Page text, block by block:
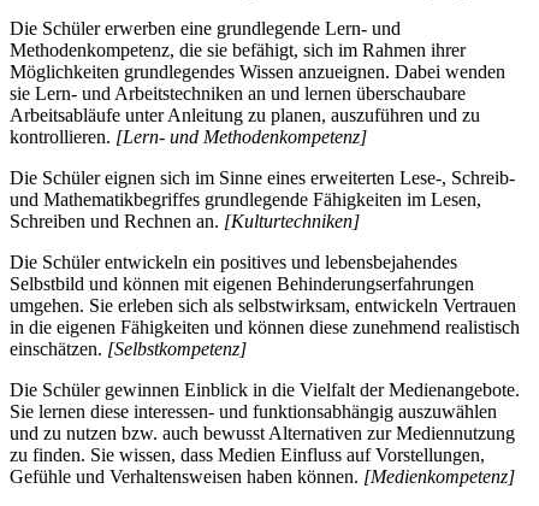
Die Schüler erwerben eine grundlegende Lern- und
Methodenkompetenz, die sie befähigt, sich im Rahmen ihrer
Möglichkeiten grundlegendes Wissen anzueignen. Dabei wenden
sie Lern- und Arbeitstechniken an und lernen überschaubare
Arbeitsabläufe unter Anleitung zu planen, auszuführen und zu
kontrollieren. [Lern- und Methodenkompetenz]
Die Schüler eignen sich im Sinne eines erweiterten Lese-, Schreib-
und Mathematikbegriffes grundlegende Fähigkeiten im Lesen,
Schreiben und Rechnen an. [Kulturtechniken]
Die Schüler entwickeln ein positives und lebensbejahendes
Selbstbild und können mit eigenen Behinderungserfahrungen
umgehen. Sie erleben sich als selbstwirksam, entwickeln Vertrauen
in die eigenen Fähigkeiten und können diese zunehmend realistisch
einschätzen. [Selbstkompetenz]
Die Schüler gewinnen Einblick in die Vielfalt der Medienangebote.
Sie lernen diese interessen- und funktionsabhängig auszuwählen
und zu nutzen bzw. auch bewusst Alternativen zur Mediennutzung
zu finden. Sie wissen, dass Medien Einfluss auf Vorstellungen,
Gefühle und Verhaltensweisen haben können. [Medienkompetenz]